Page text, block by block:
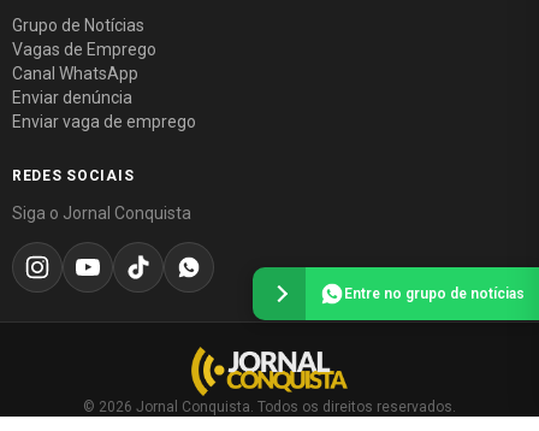
Grupo de Notícias
Vagas de Emprego
Canal WhatsApp
Enviar denúncia
Enviar vaga de emprego
REDES SOCIAIS
Siga o Jornal Conquista
© 2026 Jornal Conquista. Todos os direitos reservados.
Entre no grupo de notícias